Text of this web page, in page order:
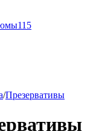
115
/Презервативы